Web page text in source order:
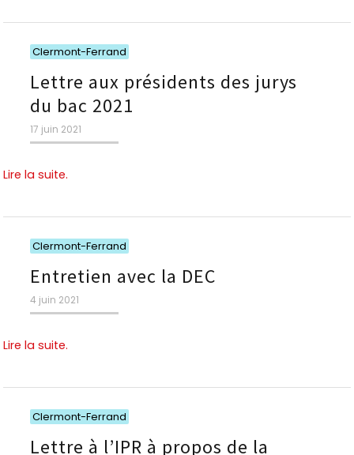
Clermont-Ferrand
Lettre aux présidents des jurys
du bac 2021
Publié
le
17 juin 2021
Lire la suite.
Clermont-Ferrand
Entretien avec la DEC
Publié
le
4 juin 2021
Lire la suite.
Clermont-Ferrand
Lettre à l’IPR à propos de la